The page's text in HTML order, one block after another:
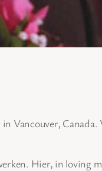
Vancouver, Canada.
Hier, in loving